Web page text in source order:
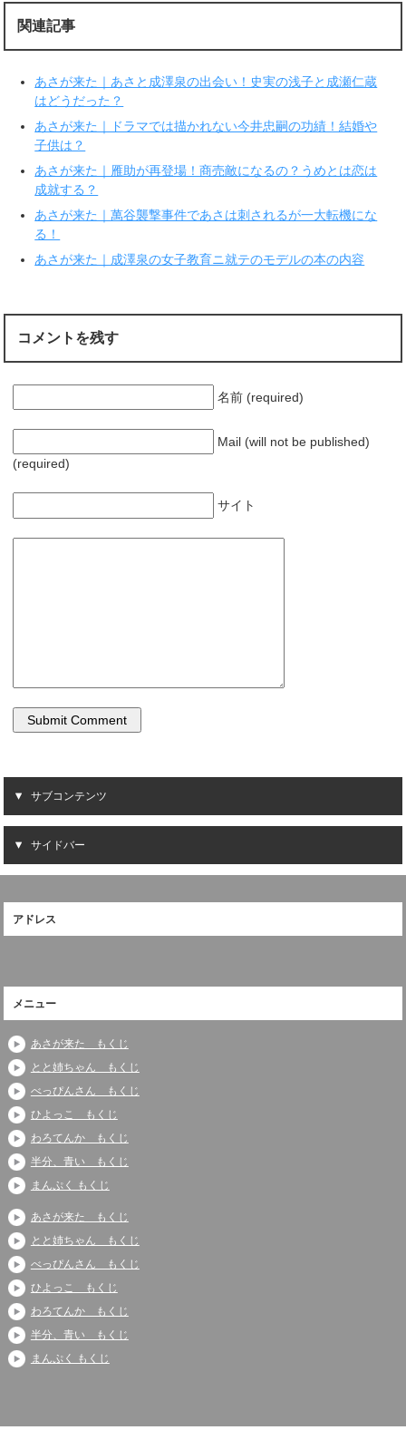
e
r
で
有
新
し
い
ウ
ン
ド
ウ
開
き
ま
)
す
ク
ッ
ク
て
く
だ
新
し
い
ィ
ン
で
開
)
関連記事
あさが来た｜あさと成澤泉の出会い！史実の浅子と成瀬仁蔵
はどうだった？
あさが来た｜ドラマでは描かれない今井忠嗣の功績！結婚や
子供は？
あさが来た｜雁助が再登場！商売敵になるの？うめとは恋は
成就する？
あさが来た｜萬谷襲撃事件であさは刺されるが一大転機にな
る！
あさが来た｜成澤泉の女子教育ニ就テのモデルの本の内容
コメントを残す
名前 (required)
Mail (will not be published)
(required)
サイト
サブコンテンツ
サイドバー
アドレス
メニュー
あさが来た もくじ
とと姉ちゃん もくじ
べっぴんさん もくじ
ひよっこ もくじ
わろてんか もくじ
半分、青い もくじ
まんぷく もくじ
あさが来た もくじ
とと姉ちゃん もくじ
べっぴんさん もくじ
ひよっこ もくじ
わろてんか もくじ
半分、青い もくじ
まんぷく もくじ